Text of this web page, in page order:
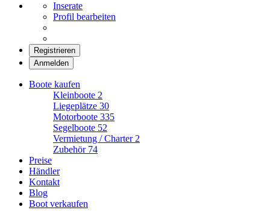
Inserate
Profil bearbeiten
Registrieren
Anmelden
Boote kaufen
Kleinboote 2
Liegeplätze 30
Motorboote 335
Segelboote 52
Vermietung / Charter 2
Zubehör 74
Preise
Händler
Kontakt
Blog
Boot verkaufen